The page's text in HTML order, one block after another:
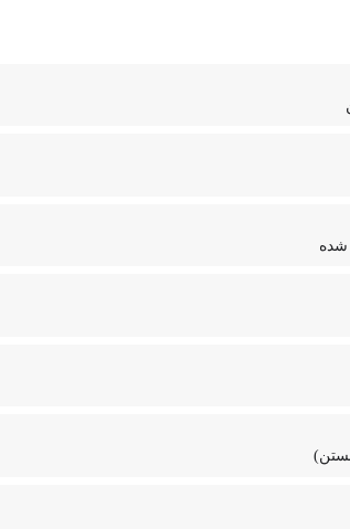
شده